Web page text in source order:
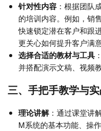
针对性内容 ：根据团队
的培训内容。例如，销
快速锁定潜在客户和跟
更关心如何提升客户满
选择合适的教材与工具
并搭配演示文稿、视频
三、手把手教学与
理论讲解：通过课堂讲
M系统的基本功能、操